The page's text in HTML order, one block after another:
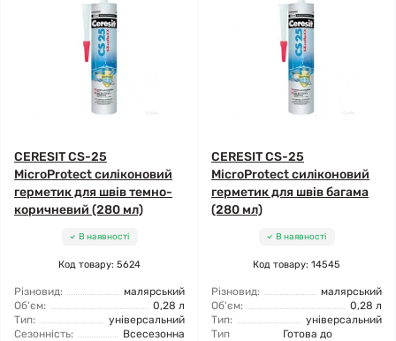
CERESIT CS-25
MicroProtect силіконовий
герметик для швів темно-
коричневий (280 мл)
В наявності
Код товару: 5624
Різновид:
малярський
Об'єм:
0,28 л
Тип:
універсальний
Сезонність:
Всесезонна
CERESIT CS-25
MicroProtect силіконовий
герметик для швів багама
(280 мл)
В наявності
Код товару: 14545
Різновид:
малярський
Об'єм:
0,28 л
Тип:
універсальний
Тип
Готова до